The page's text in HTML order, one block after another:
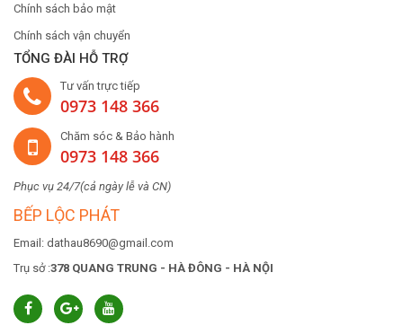
Chính sách bảo mật
Chính sách vận chuyển
TỔNG ĐÀI HỖ TRỢ
Tư vấn trực tiếp
0973 148 366
Chăm sóc & Bảo hành
0973 148 366
Phục vụ 24/7(cả ngày lễ và CN)
BẾP LỘC PHÁT
Email: dathau8690@gmail.com
Trụ sở :378 QUANG TRUNG - HÀ ĐÔNG - HÀ NỘI